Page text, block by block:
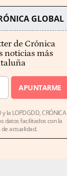
GLOBAL
de Crónica
noticias más
APUNTARME
la LOPDGDD, CRÓNICA
datos facilitados con la
actualidad.